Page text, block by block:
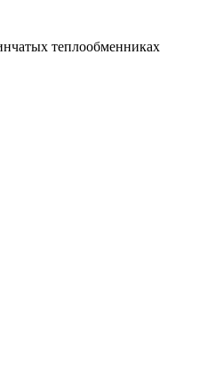
теплообменниках